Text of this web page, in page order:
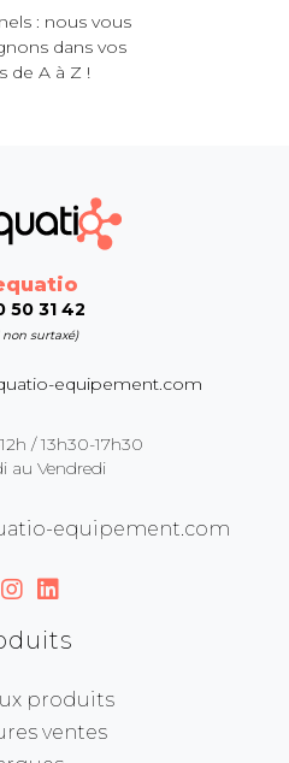
: nous vous
dans vos
de A à Z !
50 31 42
surtaxé)
equipement.com
/ 13h30-17h30
au Vendredi
produits
ventes